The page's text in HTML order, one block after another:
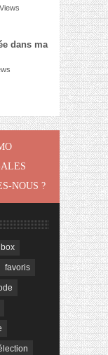
dans ma
NOUS ?
favoris